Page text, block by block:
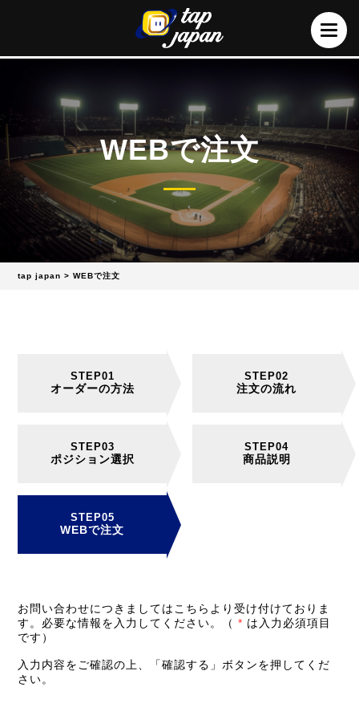
WEBで注文
tap japan >WEBで注文
オーダーの方法 注文の流れ
ポジション選択 商品説明
WEBで注文
お問い合わせにつきましてはこちらより受け付けておりま
す。必要な情報を入力してください。（* は入力必須項目
です）
入力内容をご確認の上、「確認する」ボタンを押してくだ
さい。